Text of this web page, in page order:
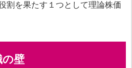
割を果たす１つとして理論株価
の壁